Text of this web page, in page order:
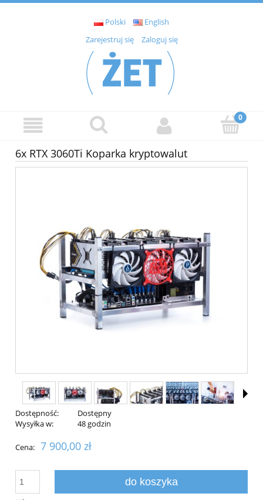
Polski
English
Zarejestruj się
Zaloguj się
6x RTX 3060Ti Koparka kryptowalut
Dostępność:
Dostępny
Wysyłka w:
48 godzin
Cena: 7 900,00 zł
do koszyka